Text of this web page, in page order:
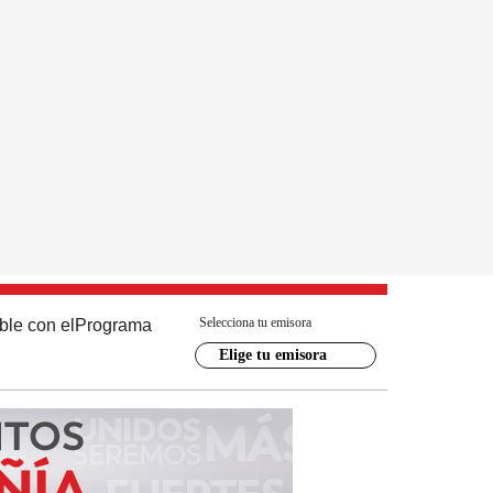
con el Programa Selecciona tu emisora
Elige tu emisora